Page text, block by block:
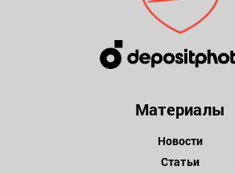
Материалы
Новости
Статьи